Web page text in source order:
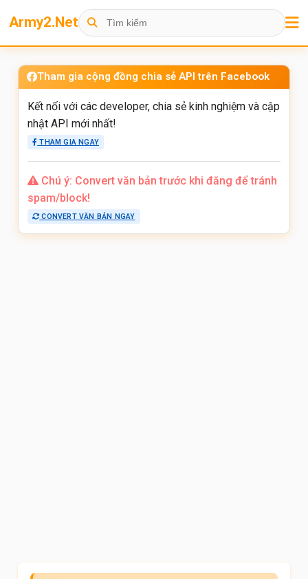
Army2.Net
Tham gia cộng đồng chia sẻ API trên Facebook
Kết nối với các developer, chia sẻ kinh nghiệm và cập
nhật API mới nhất!
THAM GIA NGAY
Chú ý: Convert văn bản trước khi đăng để tránh
spam/block!
CONVERT VĂN BẢN NGAY